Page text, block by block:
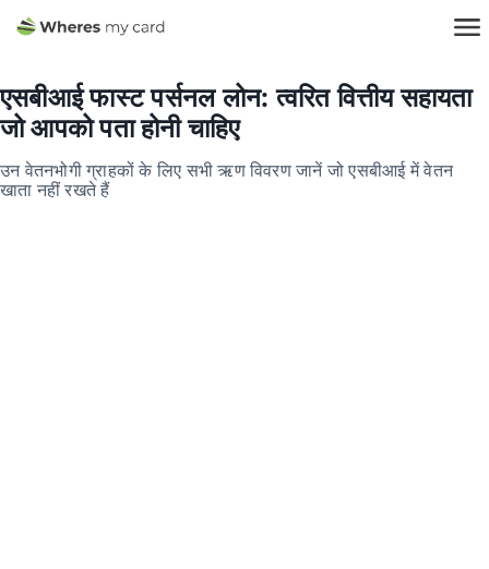
एसबीआई फास्ट पर्सनल लोन: त्वरित वित्तीय सहायता
जो आपको पता होनी चाहिए
उन वेतनभोगी ग्राहकों के लिए सभी ऋण विवरण जानें जो एसबीआई में वेतन
खाता नहीं रखते हैं